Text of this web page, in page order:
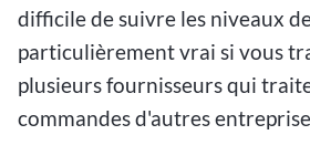
difficile de suivre les niveaux
particulièrement vrai si vous
plusieurs fournisseurs qui
commandes d'autres